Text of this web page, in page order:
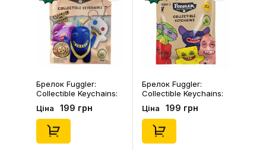
рахунок
Залишити відгук
Брелок Fuggler:
Collectible Keychains:
Gold Edition: Series 3
(Blind Box: 1 з 24),
(11550)
Ціна 199 грн
Брелок Fuggler:
Collectible Keychains:
Series 2 (Blind Box: 1 з
46), (15475)
Ціна 199 грн